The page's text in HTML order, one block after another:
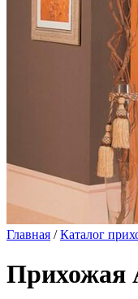
Главная /Каталог
Прихожая